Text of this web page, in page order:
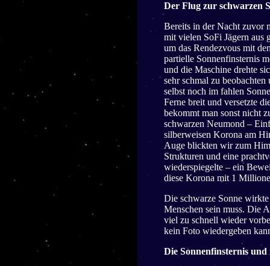
Der Flug zur schwarzen
Bereits in der Nacht zuvor
mit vielen SoFi Jägern aus
um das Rendezvous mit
partielle Sonnenfinsternis
und die Maschine drehte
sehr schmal zu
selbst noch im fahlen
Ferne breit und versetzte
bekommt man sonst nicht
schwarzen Neumond –
silberweisen Korona am
Auge blickten wir zum
Strukturen und eine
wiederspiegelte – ein
diese Korona mit 1
Die schwarze Sonne
Menschen sein muss. Die
viel zu schnell wieder
kein Foto wiedergeben
Die Sonnenfinsternis und